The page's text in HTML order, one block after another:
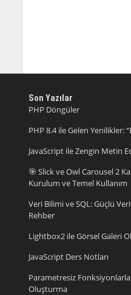
Son Yazılar
PHP Döngüler
PHP 8.4 ile Gelen Yenilikler:
JavaScript ile Zengin Metin
🎯 Slick ve Owl Carousel 2
Kurulum ve Temel Kullanım
Veri Bilimi ve SQL: Güçlü
Rehber
Lightbox2 ile Görsel Galeri
JavaScript Ders Notları
Parametresiz
Oluşturma